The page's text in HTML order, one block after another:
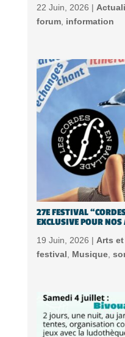
22 Juin, 2026 |
forum, information
27E FESTIVAL
EXCLUSIVE POUR
19 Juin, 2026 | Arts
festival
Musique,